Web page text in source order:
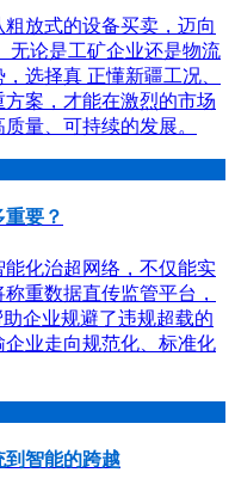
放式的设备买卖，迈向
无论是工矿企业还是物流
选择真 正懂新疆工况、
案，才能在激烈的市场
量、可持续的发展。
要？
化治超网络，不仅能实
重数据直传监管平台，
企业规避了违规超载的
业走向规范化、标准化
到智能的跨越